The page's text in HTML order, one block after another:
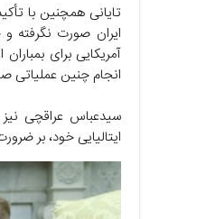
تایانی همچنین با
ایران صورت نگرفته
آمریکایی برای
انجام چنین عملیاتی
سیدعباس عراقچی
ایتالیایی خود، بر